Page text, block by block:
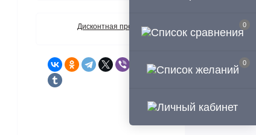
0
0
Дисконтная программа